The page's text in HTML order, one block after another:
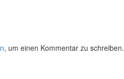
, um einen Kommentar zu schreiben.